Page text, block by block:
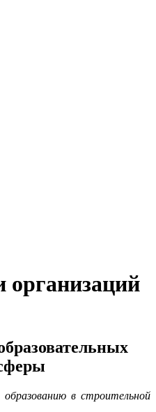
организаций
в строительной